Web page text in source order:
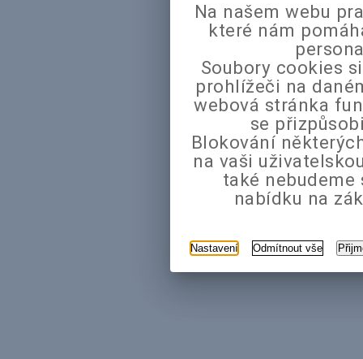
Na našem webu
které nám
Soubory cookies
prohlížeči na
webová stránka
se
Blokování
na vaši
také
nabídku na
Nastavení Odmítnout vše